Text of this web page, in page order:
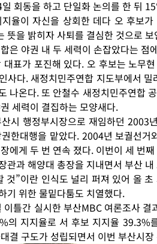
회동을 하고 단일화 논의를 한 뒤
율이 자신을 상회한 데다 오 후보
뜻을 밝히자 사퇴를 결심한 것으로 보
은 야권 내 두 세력이 손잡았다는 점
대표가 포진해 있다. 오 후보는 노무
사다. 새정치민주연합 지도부에서
나온다. 또 안철수 새정치민주연합
세력이 결집하는 모양새다.
시 행정부시장으로 재임하던 2003
한대행을 맡았다. 2004년 보궐선
에게 두 번 연속 졌다. 이번이 세 번
관과 해양대 총장을 지내면서 부산
것”이란 인식도 널리 퍼져 있어 올
기 위한 물밑다툼도 치열했다.
틀간 실시한 부산MBC 여론조사 결
의 지지율로 서 후보 지지율 39.3%
결 구도가 성립되면서 이번 부산시